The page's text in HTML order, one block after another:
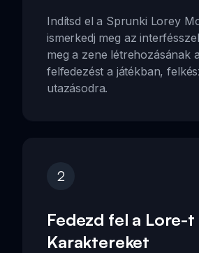
Indítsd el a Sprunki Lorey
ismerkedj meg az
meg a zene létrehozásának
felfedezést a játékban,
utazásodra.
2
Fedezd fel a Lore-t
Karaktereket